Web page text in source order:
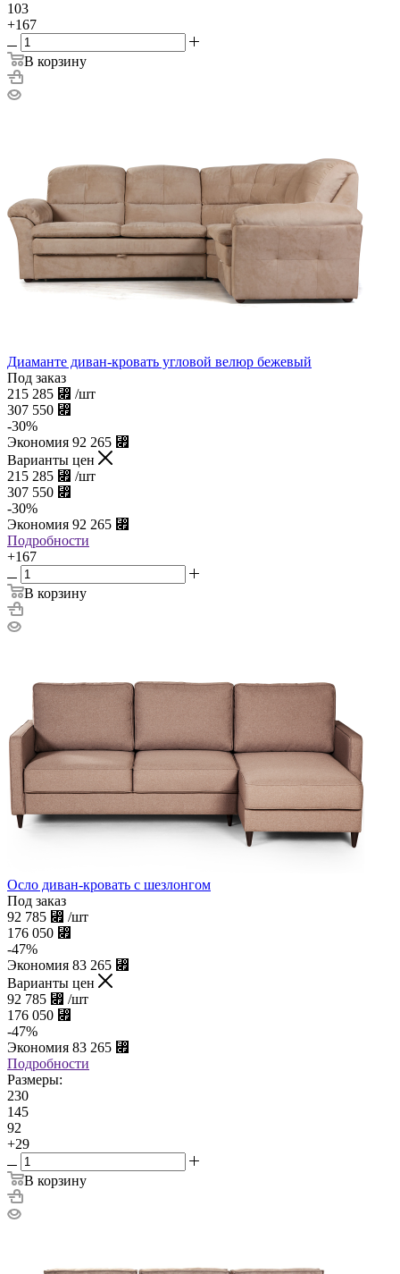
103
+167
В корзину
Диаманте диван-кровать угловой велюр бежевый
Под заказ
215 285 ⃏ /шт
307 550 ⃏
-30%
Экономия 92 265 ⃏
Варианты цен
215 285 ⃏ /шт
307 550 ⃏
-30%
Экономия 92 265 ⃏
Подробности
+167
В корзину
Осло диван-кровать с шезлонгом
Под заказ
92 785 ⃏ /шт
176 050 ⃏
-47%
Экономия 83 265 ⃏
Варианты цен
92 785 ⃏ /шт
176 050 ⃏
-47%
Экономия 83 265 ⃏
Подробности
Размеры:
230
145
92
+29
В корзину